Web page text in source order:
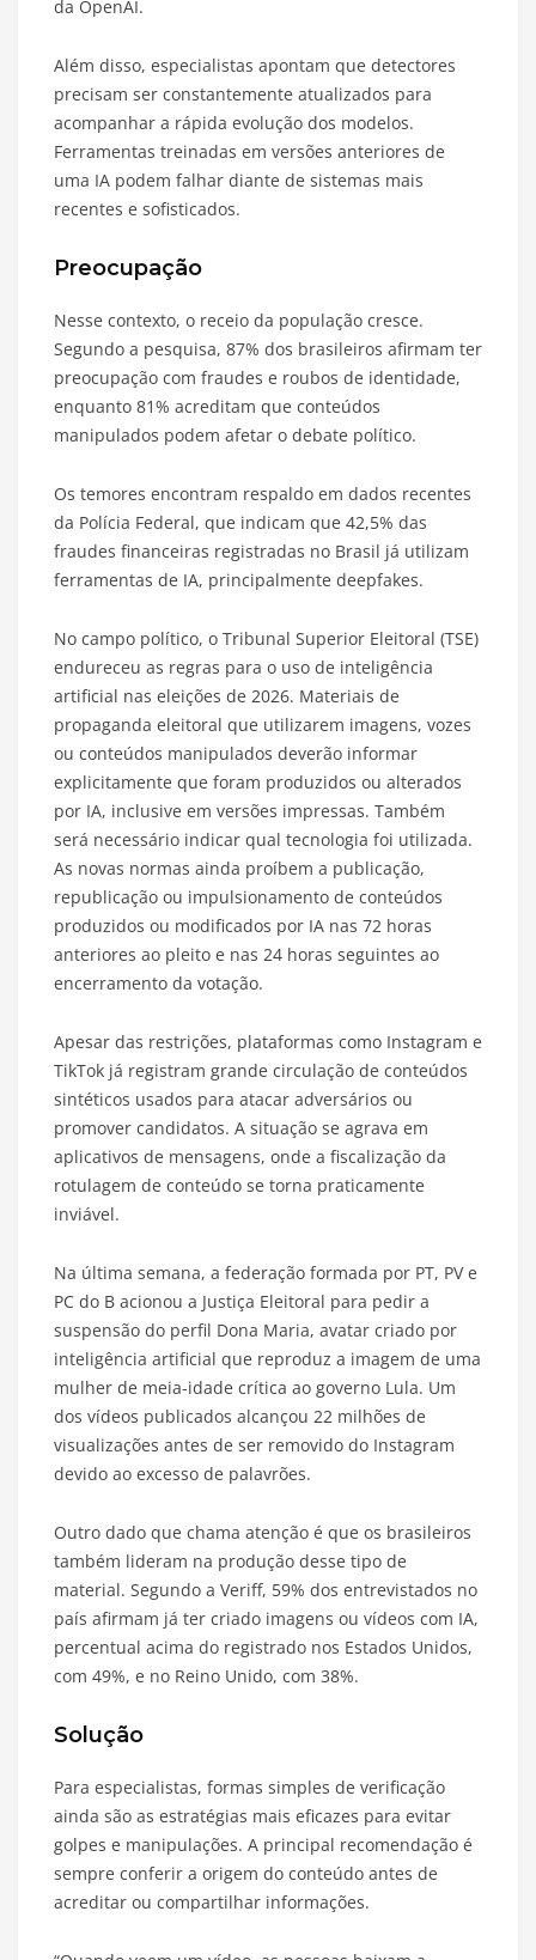
da OpenAI.
Além disso, especialistas apontam que detectores
precisam ser constantemente atualizados para
acompanhar a rápida evolução dos modelos.
Ferramentas treinadas em versões anteriores de
uma IA podem falhar diante de sistemas mais
recentes e sofisticados.
Preocupação
Nesse contexto, o receio da população cresce.
Segundo a pesquisa, 87% dos brasileiros afirmam ter
preocupação com fraudes e roubos de identidade,
enquanto 81% acreditam que conteúdos
manipulados podem afetar o debate político.
Os temores encontram respaldo em dados recentes
da Polícia Federal, que indicam que 42,5% das
fraudes financeiras registradas no Brasil já utilizam
ferramentas de IA, principalmente deepfakes.
No campo político, o Tribunal Superior Eleitoral (TSE)
endureceu as regras para o uso de inteligência
artificial nas eleições de 2026. Materiais de
propaganda eleitoral que utilizarem imagens, vozes
ou conteúdos manipulados deverão informar
explicitamente que foram produzidos ou alterados
por IA, inclusive em versões impressas. Também
será necessário indicar qual tecnologia foi utilizada.
As novas normas ainda proíbem a publicação,
republicação ou impulsionamento de conteúdos
produzidos ou modificados por IA nas 72 horas
anteriores ao pleito e nas 24 horas seguintes ao
encerramento da votação.
Apesar das restrições, plataformas como Instagram e
TikTok já registram grande circulação de conteúdos
sintéticos usados para atacar adversários ou
promover candidatos. A situação se agrava em
aplicativos de mensagens, onde a fiscalização da
rotulagem de conteúdo se torna praticamente
inviável.
Na última semana, a federação formada por PT, PV e
PC do B acionou a Justiça Eleitoral para pedir a
suspensão do perfil Dona Maria, avatar criado por
inteligência artificial que reproduz a imagem de uma
mulher de meia-idade crítica ao governo Lula. Um
dos vídeos publicados alcançou 22 milhões de
visualizações antes de ser removido do Instagram
devido ao excesso de palavrões.
Outro dado que chama atenção é que os brasileiros
também lideram na produção desse tipo de
material. Segundo a Veriff, 59% dos entrevistados no
país afirmam já ter criado imagens ou vídeos com IA,
percentual acima do registrado nos Estados Unidos,
com 49%, e no Reino Unido, com 38%.
Solução
Para especialistas, formas simples de verificação
ainda são as estratégias mais eficazes para evitar
golpes e manipulações. A principal recomendação é
sempre conferir a origem do conteúdo antes de
acreditar ou compartilhar informações.